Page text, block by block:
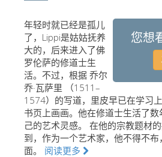
学院美术馆
巴拉丁画廊
美第奇教堂
圣马可博物馆
考古学博物馆
宝石加工博物馆
您想
年轻时就已经是孤儿
了，Lippi是姑姑抚养
大的，后来进入了佛
罗伦萨的修道士生
活。不过，根据 乔尔
乔·瓦萨里 （1511–
1574）的写道，里皮早已在学习
书页上画画。他在修道士生活了
己的艺术灵感。 在他的宗教题材
到，作为一个艺术家，他不得不
面。 阅读更多